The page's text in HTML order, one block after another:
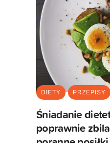
DIETY PRZEPISY
Śniadanie
poprawnie